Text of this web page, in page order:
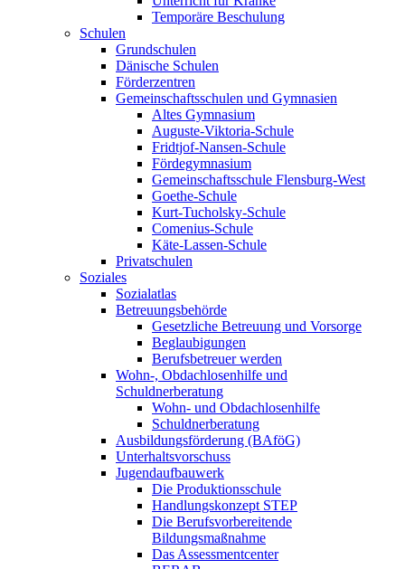
Temporäre Beschulung
Schulen
Grundschulen
Dänische Schulen
Förderzentren
Gemeinschaftsschulen und Gymnasien
Altes Gymnasium
Auguste-Viktoria-Schule
Fridtjof-Nansen-Schule
Fördegymnasium
Gemeinschaftsschule Flensburg-West
Goethe-Schule
Kurt-Tucholsky-Schule
Comenius-Schule
Käte-Lassen-Schule
Privatschulen
Soziales
Sozialatlas
Betreuungsbehörde
Gesetzliche Betreuung und Vorsorge
Beglaubigungen
Berufsbetreuer werden
Wohn-, Obdachlosenhilfe und
Schuldnerberatung
Wohn- und Obdachlosenhilfe
Schuldnerberatung
Ausbildungsförderung (BAföG)
Unterhaltsvorschuss
Jugendaufbauwerk
Die Produktionsschule
Handlungskonzept STEP
Die Berufsvorbereitende
Bildungsmaßnahme
Das Assessmentcenter